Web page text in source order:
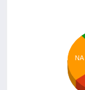
NA